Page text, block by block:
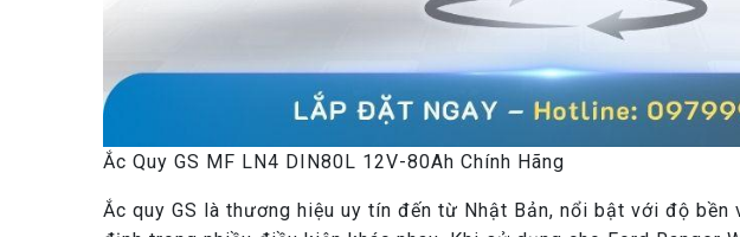
Ắc Quy GS MF LN4 DIN80L 12V-80Ah Chính Hãng
Ắc quy GS là thương hiệu uy tín đến từ Nhật Bản, nổi bật với độ bền